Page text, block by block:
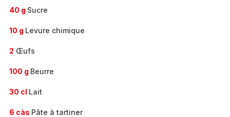
40 g Sucre
10 g Levure chimique
2 Œufs
100 g Beurre
30 cl Lait
6 càs Pâte à tartiner